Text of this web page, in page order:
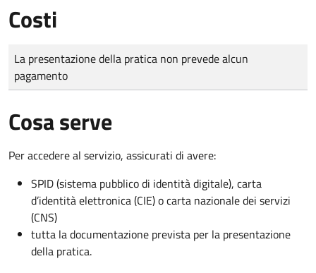
Costi
Tipo di pagamento
Importo
La presentazione della pratica non prevede alcun
pagamento
Cosa serve
Per accedere al servizio, assicurati di avere:
SPID (sistema pubblico di identità digitale), carta
d’identità elettronica (CIE) o carta nazionale dei servizi
(CNS)
tutta la documentazione prevista per la presentazione
della pratica.